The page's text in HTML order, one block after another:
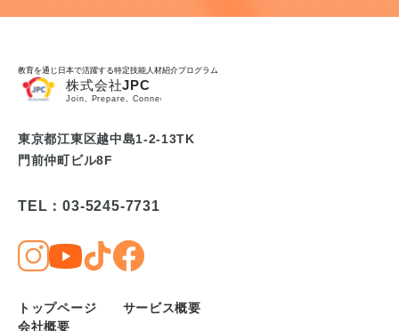
教育を通じ日本で活躍する特定技能人材紹介プログラム
東京都江東区越中島1-2-13TK
門前仲町ビル8F
TEL：03-5245-7731
トップページ
会社概要
サービス概要